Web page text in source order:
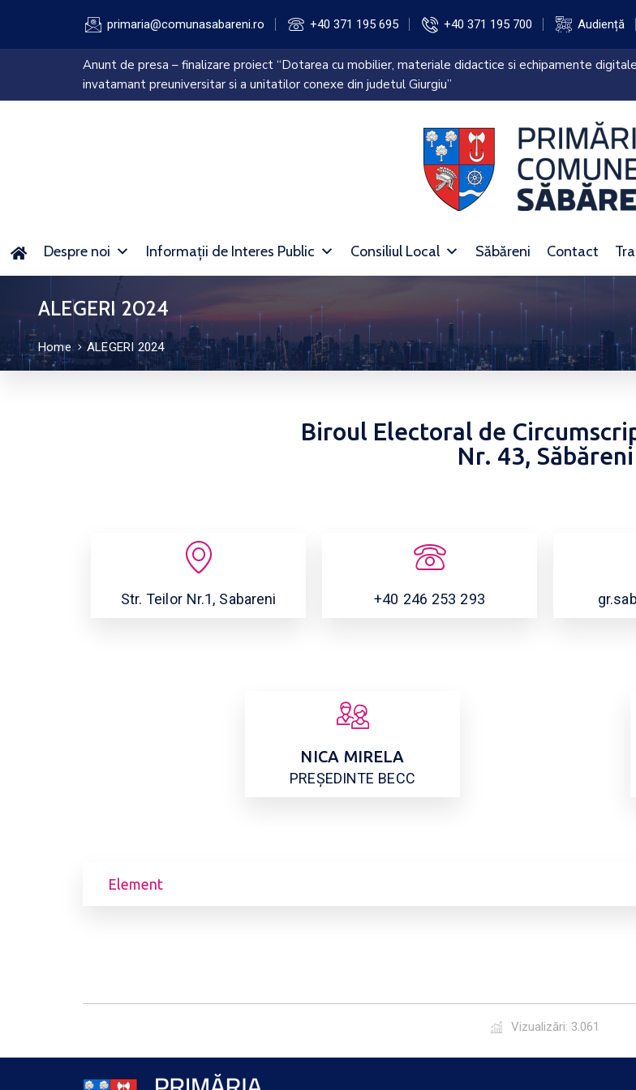
primaria@comunasabareni.ro +40 371 195 695 +40 371 195 700 Audiență
Anunt de presa – finalizare proiect “Dotarea cu mobilier, materiale didactice si echipamente
invatamant preuniversitar si a unitatilor conexe din judetul Giurgiu”
Despre noi Informații de Interes Public Consiliul Local Săbăreni Contact
ALEGERI 2024
Home ALEGERI 2024
Biroul Electoral de
Nr. 43, Săbăreni
Str. Teilor Nr.1, Sabareni +40 246 253 293
NICA MIRELA
PREȘEDINTE BECC
Element
Vizualizări: 3.061